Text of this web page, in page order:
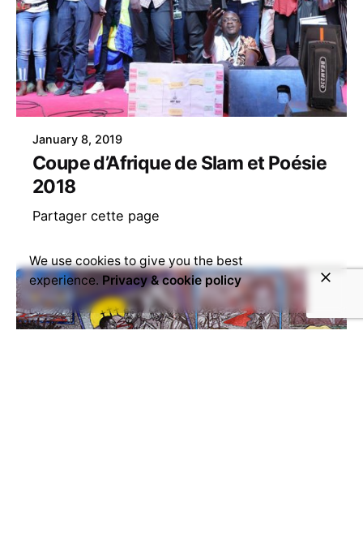
January 8, 2019
Coupe d’Afrique de Slam et Poésie
2018
Partager cette page
We use cookies to give you the best
experience. Privacy & cookie policy